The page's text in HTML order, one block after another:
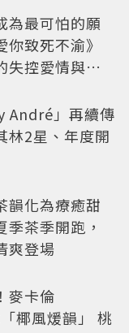
為最可怕的願
致死不渝》
失控愛情與爆
André」再續傳
林2星、年度開
韻化為療癒甜
茶季開跑，
爽登場
麥卡倫
椰風煖韻」 桃